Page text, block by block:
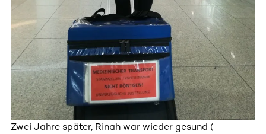
Zwei Jahre später, Rinah war wieder gesund (